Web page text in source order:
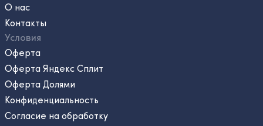
О нас
Контакты
Условия
Оферта
Оферта Яндекс Сплит
Оферта Долями
Конфиденциальность
Согласие на обработку